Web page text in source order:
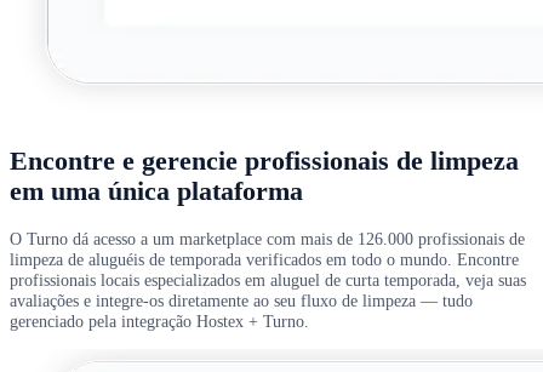
Encontre e gerencie profissionais de limpeza
em uma única plataforma
O Turno dá acesso a um marketplace com mais de 126.000 profissionais de
limpeza de aluguéis de temporada verificados em todo o mundo. Encontre
profissionais locais especializados em aluguel de curta temporada, veja suas
avaliações e integre-os diretamente ao seu fluxo de limpeza — tudo
gerenciado pela integração Hostex + Turno.